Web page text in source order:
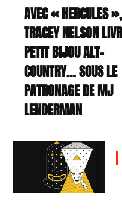
AVEC « HERCULES »,
TRACEY NELSON
PETIT BIJOU ALT-
COUNTRY… SOUS LE
PATRONAGE DE MJ
LENDERMAN